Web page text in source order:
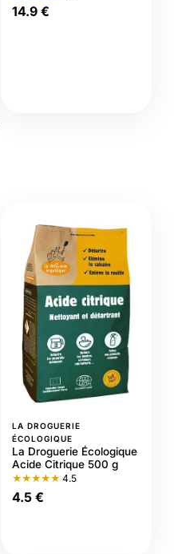
14.9 €
LA DROGUERIE
ÉCOLOGIQUE
La Droguerie Écologique
Acide Citrique 500 g
★★★★★ 4.5
4.5 €